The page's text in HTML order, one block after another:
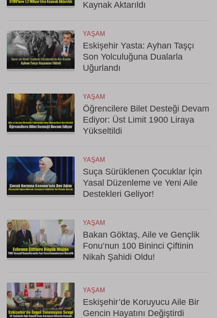
Kaynak Aktarıldı
YAŞAM
Eskişehir Yasta: Ayhan Taşçı
Son Yolculuğuna Dualarla
Uğurlandı
YAŞAM
Öğrencilere Bilet Desteği Devam
Ediyor: Üst Limit 1900 Liraya
Yükseltildi
YAŞAM
Suça Sürüklenen Çocuklar İçin
Yasal Düzenleme ve Yeni Aile
Destekleri Geliyor!
YAŞAM
Bakan Göktaş, Aile ve Gençlik
Fonu’nun 100 Bininci Çiftinin
Nikah Şahidi Oldu!
YAŞAM
Eskişehir’de Koruyucu Aile Bir
Gencin Hayatını Değiştirdi